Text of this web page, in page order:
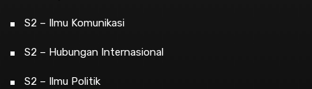
S2 – Ilmu Komunikasi
S2 – Hubungan Internasional
S2 – Ilmu Politik